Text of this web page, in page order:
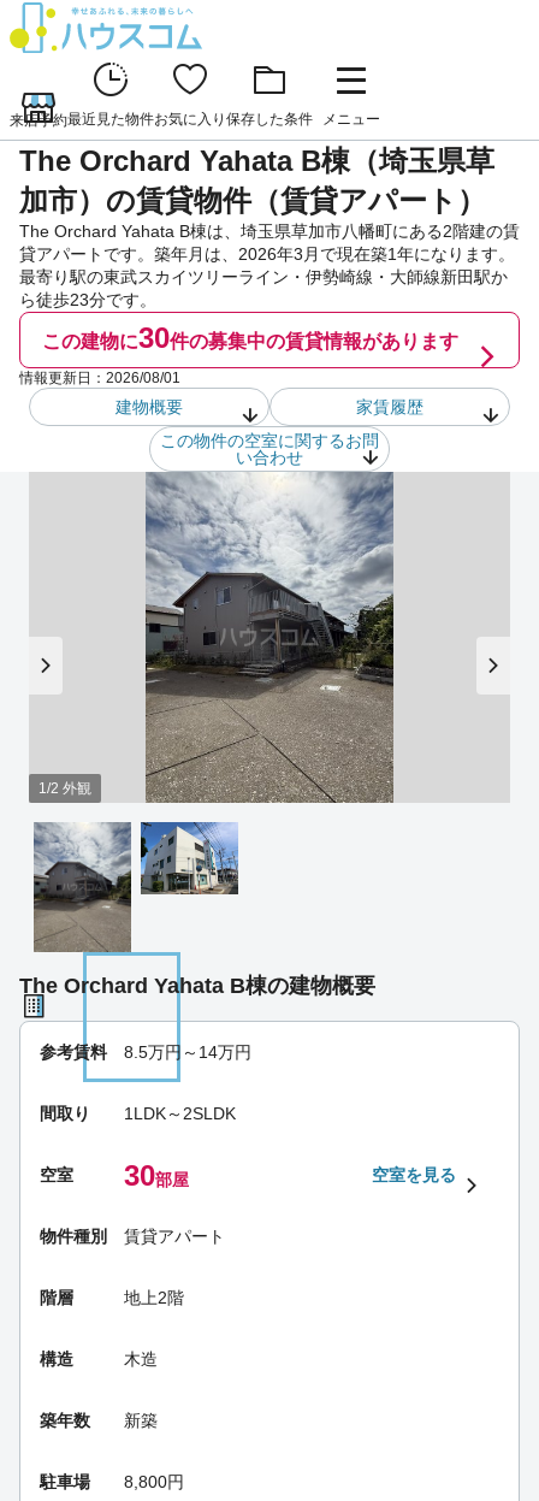
来店予約最近見た物件お気に入り 保存した条件 メニュー
The Orchard Yahata B棟（埼玉県草
加市）の賃貸物件（賃貸アパート）
The Orchard Yahata B棟は、埼玉県草加市八幡町にある2階建の賃
貸アパートです。築年月は、2026年3月で現在築1年になります。
最寄り駅の東武スカイツリーライン・伊勢崎線・大師線新田駅か
ら徒歩23分です。
この建物に30件の募集中の賃貸情報があります
情報更新日： 2026/08/01
建物概要
家賃履歴
この物件の空室に関するお問
い合わせ
1/2 外観
The Orchard Yahata B棟の建物概要
参考賃料 8.5万円～ 14万円
間取り 1LDK～2SLDK
空室 30部屋 空室を見る
物件種別 賃貸アパート
階層 地上2階
構造 木造
築年数 新築
駐車場 8,800円